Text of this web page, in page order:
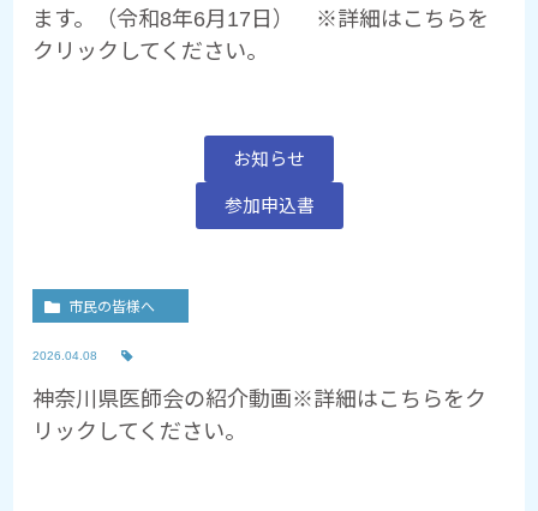
ます。（令和8年6月17日） ※詳細はこちらを
クリックしてください。
お知らせ
参加申込書
市民の皆様へ
2026.04.08
神奈川県医師会の紹介動画※詳細はこちらをク
リックしてください。